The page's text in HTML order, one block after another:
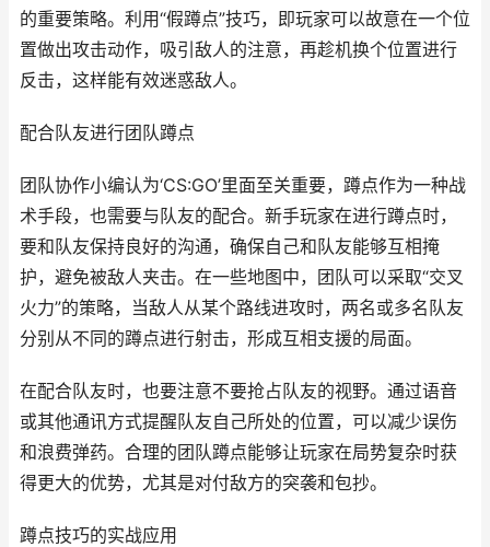
的重要策略。利用“假蹲点”技巧，即玩家可以故意在一个位
置做出攻击动作，吸引敌人的注意，再趁机换个位置进行
反击，这样能有效迷惑敌人。
配合队友进行团队蹲点
团队协作小编认为‘CS:GO’里面至关重要，蹲点作为一种战
术手段，也需要与队友的配合。新手玩家在进行蹲点时，
要和队友保持良好的沟通，确保自己和队友能够互相掩
护，避免被敌人夹击。在一些地图中，团队可以采取“交叉
火力”的策略，当敌人从某个路线进攻时，两名或多名队友
分别从不同的蹲点进行射击，形成互相支援的局面。
在配合队友时，也要注意不要抢占队友的视野。通过语音
或其他通讯方式提醒队友自己所处的位置，可以减少误伤
和浪费弹药。合理的团队蹲点能够让玩家在局势复杂时获
得更大的优势，尤其是对付敌方的突袭和包抄。
蹲点技巧的实战应用